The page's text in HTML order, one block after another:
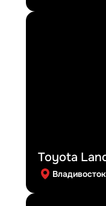
Toyota
Владивосток